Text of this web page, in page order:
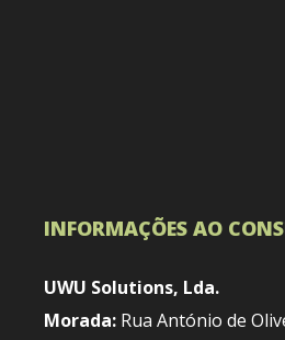
INFORMAÇÕES AO
UWU Solutions, Lda.
Morada: Rua António de